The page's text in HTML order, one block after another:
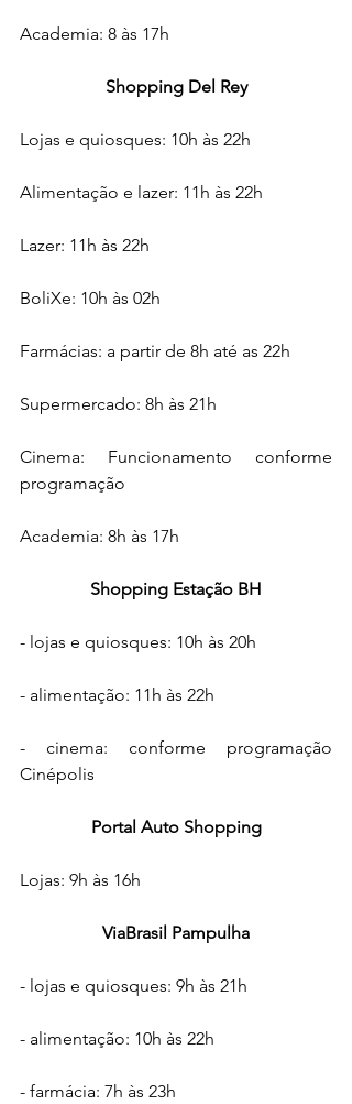
Academia: 8 às 17h
Shopping Del Rey
Lojas e quiosques: 10h às 22h
Alimentação e lazer: 11h às 22h
Lazer: 11h às 22h
BoliXe: 10h às 02h
Farmácias: a partir de 8h até as 22h
Supermercado: 8h às 21h
Cinema: Funcionamento conforme
programação
Academia: 8h às 17h
Shopping Estação BH
- lojas e quiosques: 10h às 20h
- alimentação: 11h às 22h
- cinema: conforme programação
Cinépolis
Portal Auto Shopping
Lojas: 9h às 16h
ViaBrasil Pampulha
- lojas e quiosques: 9h às 21h
- alimentação: 10h às 22h
- farmácia: 7h às 23h